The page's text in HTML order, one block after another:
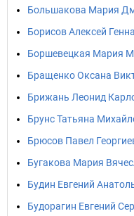
Большакова Мария
Борисов Алексей
Боршевецкая Мария
Бращенко Оксана
Брижань Леонид
Брунс Татьяна
Брюсов Павел
Бугакова Мария
Будин Евгений
Будорагин Евгений